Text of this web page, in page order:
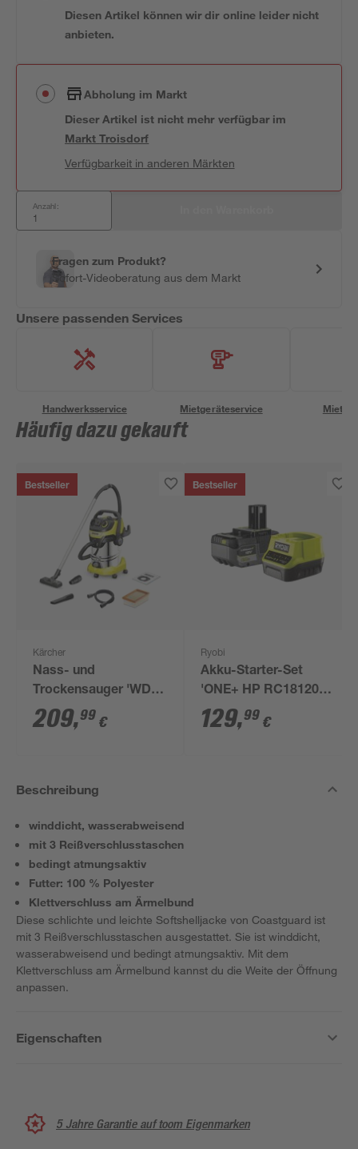
Diesen Artikel können wir dir online leider nicht
anbieten.
Abholung im Markt
Dieser Artikel ist nicht mehr verfügbar im
MarktTroisdorf
Verfügbarkeit in anderen Märkten
Anzahl:
Fragen zum Produkt?
Sofort-Videoberatung aus dem Markt
Unsere passenden Services
Handwerksservice Mietgeräteservice
Häufig dazu gekauft
Bestseller
Kärcher
Nass- und
Trockensauger 'WD 6
P S V-30/6/22/T'
209,99 €
Bestseller
Ryobi
Akku-Starter-Set
'ONE+ HP RC18120-
150X' 18 V 5,0 Ah mit
Akku und Ladegerät
129,99 €
Beschreibung
winddicht, wasserabweisend
mit 3 Reißverschlusstaschen
bedingt atmungsaktiv
Futter: 100 % Polyester
Klettverschluss am Ärmelbund
Diese schlichte und leichte Softshelljacke von Coastguard ist
mit 3 Reißverschlusstaschen ausgestattet. Sie ist winddicht,
wasserabweisend und bedingt atmungsaktiv. Mit dem
Klettverschluss am Ärmelbund kannst du die Weite der Öffnung
anpassen.
Eigenschaften
5 Jahre Garantie auf toom Eigenmarken